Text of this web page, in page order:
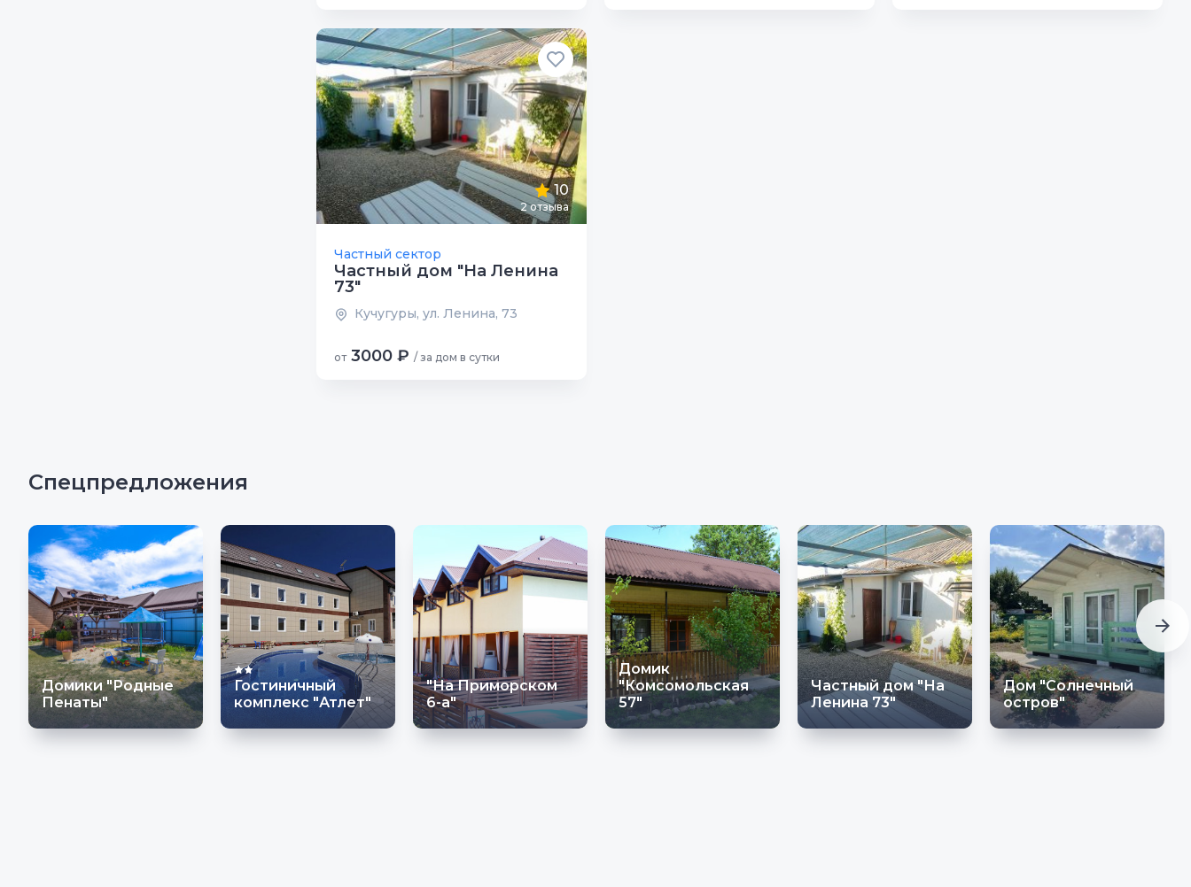
10
2 отзыва
Частный сектор
Частный дом "На Ленина
73"
Кучугуры, ул. Ленина, 73
от 3000 ₽ / за дом в сутки
Спецпредложения
Домики "Родные
Пенаты"
Гостиничный
комплекс "Атлет"
"На Приморском
6-а"
Домик
"Комсомольская
57"
Частный дом "На
Ленина 73"
Дом "Солнечный
остров"